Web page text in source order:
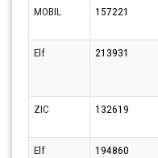
MOBIL
157221
Elf
213931
ZIC 132619
Elf
194860